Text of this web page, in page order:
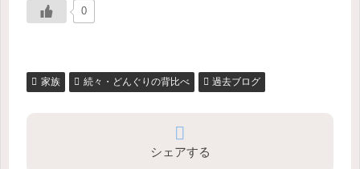
0
家族 続々・どんぐりの背比べ 過去ブログ
シェアする